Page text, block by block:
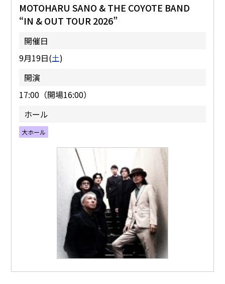
MOTOHARU SANO & THE COYOTE BAND
“IN & OUT TOUR 2026”
開催日
9月19日(土)
開演
17:00（開場16:00）
ホール
大ホール